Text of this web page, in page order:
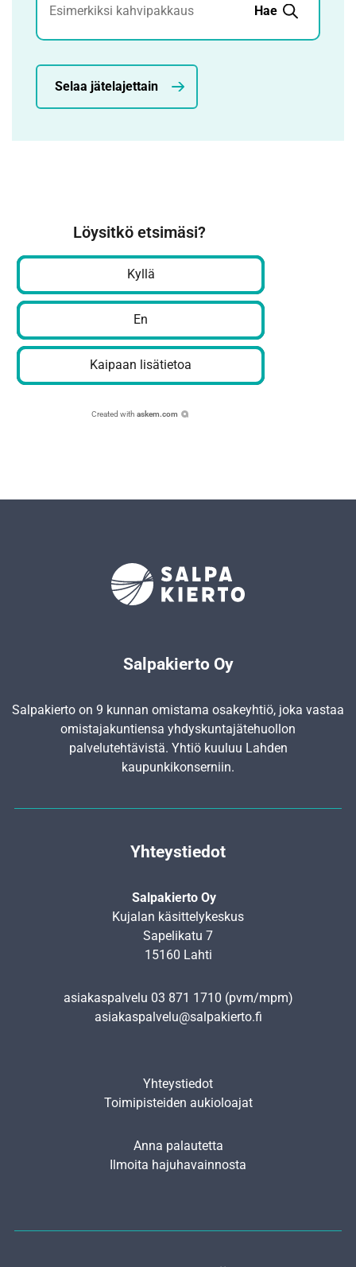
Hae
Selaa jätelajettain
Löysitkö etsimäsi?
Kyllä
En
Kaipaan lisätietoa
Created with askem.com
Salpakierto Oy
Salpakierto on 9 kunnan omistama osakeyhtiö, joka vastaa
omistajakuntiensa yhdyskunta­jätehuollon
palvelutehtävistä. Yhtiö kuuluu Lahden
kaupunkikonserniin.
Yhteystiedot
Salpakierto Oy
Kujalan käsittelykeskus
Sapelikatu 7
15160 Lahti
asiakaspalvelu 03 871 1710 (pvm/mpm)
asiakaspalvelu@salpakierto.fi
Yhteystiedot
Toimipisteiden aukioloajat
Anna palautetta
Ilmoita hajuhavainnosta